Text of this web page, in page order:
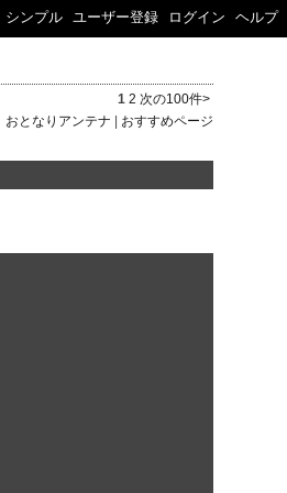
シンプル ユーザー登録 ログイン ヘルプ
1 2 次の100件>
おとなりアンテナ
おすすめページ